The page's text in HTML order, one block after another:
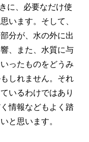
に、必要なだけ使
います。そして、
分が、水の外に出
、また、水質に与
ったものをどうみ
しれません。それ
いるわけではあり
情報などもよく踏
と思います。